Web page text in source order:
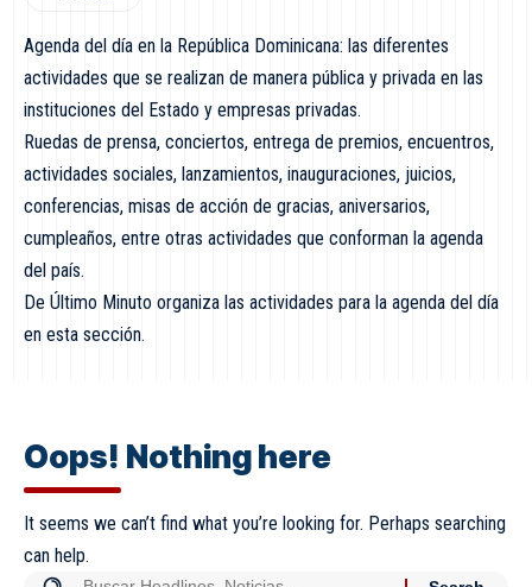
Agenda del día en la República Dominicana: las diferentes
actividades que se realizan de manera pública y privada en las
instituciones del Estado y empresas privadas.
Ruedas de prensa, conciertos, entrega de premios, encuentros,
actividades sociales, lanzamientos, inauguraciones, juicios,
conferencias, misas de acción de gracias, aniversarios,
cumpleaños, entre otras actividades que conforman la agenda
del país.
De Último Minuto organiza las actividades para la agenda del día
en esta sección.
Oops! Nothing here
It seems we can’t find what you’re looking for. Perhaps searching
can help.